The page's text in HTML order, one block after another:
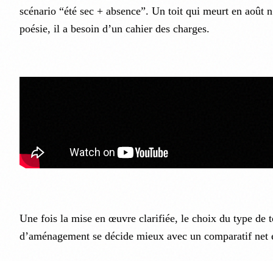
scénario “été sec + absence”. Un toit qui meurt en août
poésie, il a besoin d’un cahier des charges.
Une fois la mise en œuvre clarifiée, le choix du type de
d’aménagement se décide mieux avec un comparatif